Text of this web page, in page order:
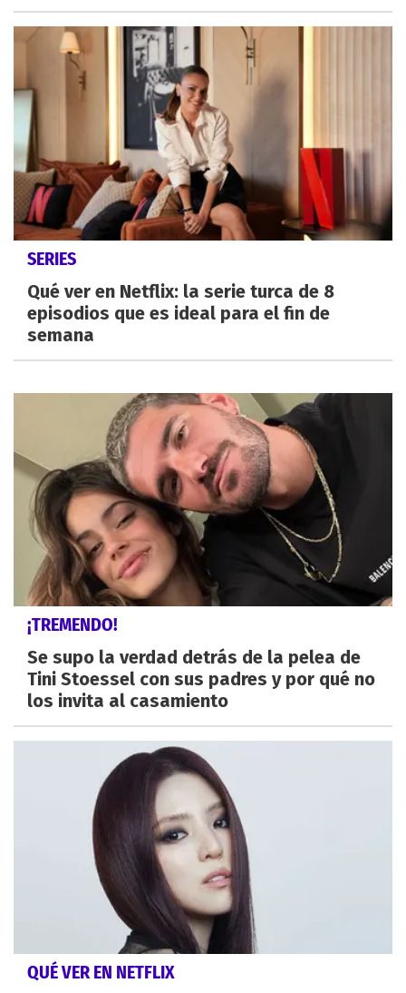
SERIES
Qué ver en Netflix: la serie turca de 8
episodios que es ideal para el fin de
semana
¡TREMENDO!
Se supo la verdad detrás de la pelea de
Tini Stoessel con sus padres y por qué no
los invita al casamiento
QUÉ VER EN NETFLIX